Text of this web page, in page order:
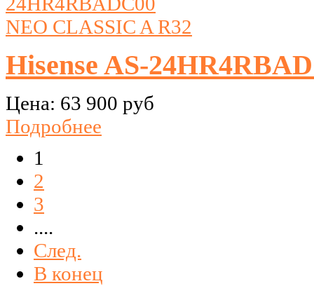
Hisense AS-
Цена: 63 900 руб
Подробнее
1
2
3
....
След.
В конец